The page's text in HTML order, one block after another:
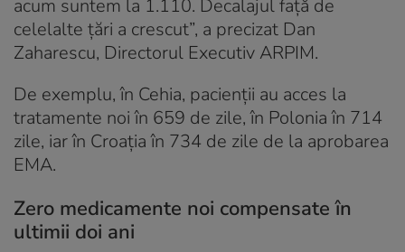
acum suntem la 1.110. Decalajul față de
celelalte țări a crescut”, a precizat Dan
Zaharescu, Directorul Executiv ARPIM.
De exemplu, în Cehia, pacienții au acces la
tratamente noi în 659 de zile, în Polonia în 714
zile, iar în Croația în 734 de zile de la aprobarea
EMA.
Zero medicamente noi compensate în
ultimii doi ani